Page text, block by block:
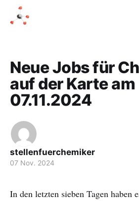
Neue Jobs für
auf der Karte am
07.11.2024
stellenfuerchemiker
07 Nov. 2024
In den letzten sieben Tagen haben